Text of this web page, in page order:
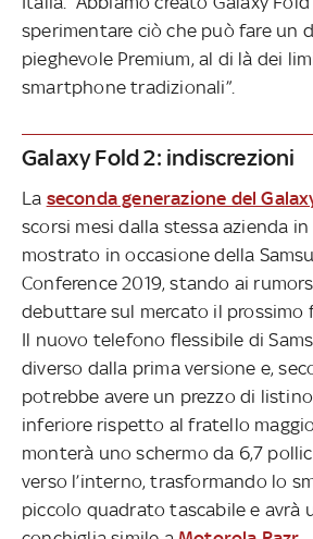
sperimentare ciò che può fare un
pieghevole Premium, al di là dei
smartphone tradizionali”.
Galaxy Fold 2: indiscrezioni
La seconda generazione del
scorsi mesi dalla stessa azienda
mostrato in occasione della
Conference 2019, stando ai
debuttare sul mercato il prossimo
Il nuovo telefono flessibile di
diverso dalla prima versione e,
potrebbe avere un prezzo di
inferiore rispetto al fratello
monterà uno schermo da 6,7
verso l’interno, trasformando lo
piccolo quadrato tascabile e avrà